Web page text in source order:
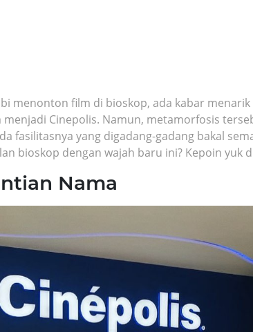
menonton film di bioskop, ada kabar menarik
Cinepolis. Namun, metamorfosis
fasilitasnya yang digadang-gadang bakal
bioskop dengan wajah baru ini? Kepoin yuk
Nama